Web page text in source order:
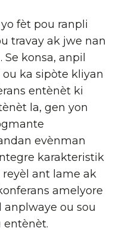
fèt pou ranpli
travay ak jwe nan
konsa, anpil
ka sipòte kliyan
entènèt ki
la, gen yon
evènman
karakteristik
ant lame ak
amelyore
ou sou
entènèt.